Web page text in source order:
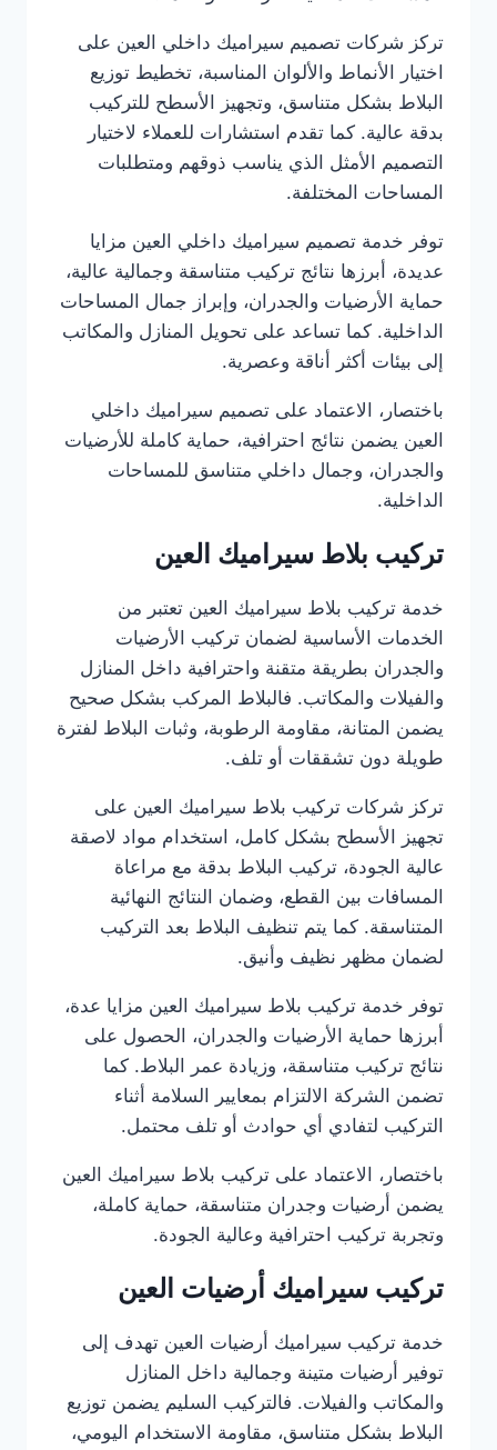
تركز شركات تصميم سيراميك داخلي العين على
اختيار الأنماط والألوان المناسبة، تخطيط توزيع
البلاط بشكل متناسق، وتجهيز الأسطح للتركيب
بدقة عالية. كما تقدم استشارات للعملاء لاختيار
التصميم الأمثل الذي يناسب ذوقهم ومتطلبات
المساحات المختلفة.
توفر خدمة تصميم سيراميك داخلي العين مزايا
عديدة، أبرزها نتائج تركيب متناسقة وجمالية عالية،
حماية الأرضيات والجدران، وإبراز جمال المساحات
الداخلية. كما تساعد على تحويل المنازل والمكاتب
إلى بيئات أكثر أناقة وعصرية.
باختصار، الاعتماد على تصميم سيراميك داخلي
العين يضمن نتائج احترافية، حماية كاملة للأرضيات
والجدران، وجمال داخلي متناسق للمساحات
الداخلية.
تركيب بلاط سيراميك العين
خدمة تركيب بلاط سيراميك العين تعتبر من
الخدمات الأساسية لضمان تركيب الأرضيات
والجدران بطريقة متقنة واحترافية داخل المنازل
والفيلات والمكاتب. فالبلاط المركب بشكل صحيح
يضمن المتانة، مقاومة الرطوبة، وثبات البلاط لفترة
طويلة دون تشققات أو تلف.
تركز شركات تركيب بلاط سيراميك العين على
تجهيز الأسطح بشكل كامل، استخدام مواد لاصقة
عالية الجودة، تركيب البلاط بدقة مع مراعاة
المسافات بين القطع، وضمان النتائج النهائية
المتناسقة. كما يتم تنظيف البلاط بعد التركيب
لضمان مظهر نظيف وأنيق.
توفر خدمة تركيب بلاط سيراميك العين مزايا عدة،
أبرزها حماية الأرضيات والجدران، الحصول على
نتائج تركيب متناسقة، وزيادة عمر البلاط. كما
تضمن الشركة الالتزام بمعايير السلامة أثناء
التركيب لتفادي أي حوادث أو تلف محتمل.
باختصار، الاعتماد على تركيب بلاط سيراميك العين
يضمن أرضيات وجدران متناسقة، حماية كاملة،
وتجربة تركيب احترافية وعالية الجودة.
تركيب سيراميك أرضيات العين
خدمة تركيب سيراميك أرضيات العين تهدف إلى
توفير أرضيات متينة وجمالية داخل المنازل
والمكاتب والفيلات. فالتركيب السليم يضمن توزيع
البلاط بشكل متناسق، مقاومة الاستخدام اليومي،